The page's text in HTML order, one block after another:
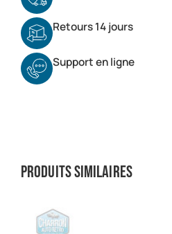
Retours 14 jours
Support en ligne
Produits similaires